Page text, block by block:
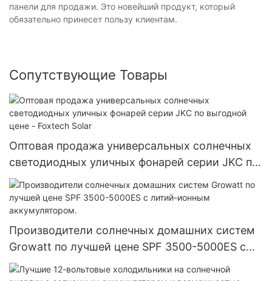
панели для продажи. Это новейший продукт, который
обязательно принесет пользу клиентам.
Сопутствующие Товары
Оптовая продажа универсальных солнечных
светодиодных уличных фонарей серии JKC по
выгодной цене - Foxtech Solar
Производители солнечных домашних систем
Growatt по лучшей цене SPF 3500-5000ES с
литий-ионным аккумулятором.